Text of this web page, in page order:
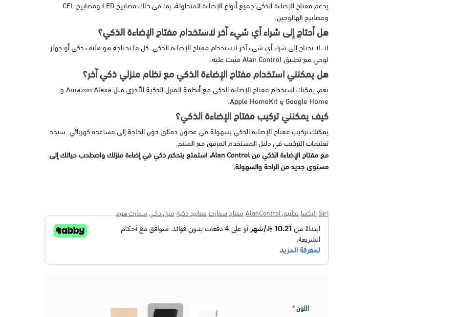
يدعم مفتاح الإضاءة الذكي جميع أنواع الإضاءة المتداولة، بما في ذلك مصابيح LED ومصابيح CFL
ومصابيح الهالوجين.
هل أحتاج إلى شراء أي شيء آخر لاستخدام مفتاح الإضاءة الذكي؟
لا، لا تحتاج إلى شراء أي شيء آخر لاستخدام مفتاح الإضاءة الذكي. كل ما تحتاجه هو هاتف ذكي أو جهاز
لوحي مع تطبيق Alan Control مثبت عليه.
هل يمكنني استخدام مفتاح الإضاءة الذكي مع نظام منزلي ذكي آخر؟
نعم، يمكنك استخدام مفتاح الإضاءة الذكي مع أنظمة المنزل الذكية الأخرى مثل Amazon Alexa و
Google Home و Apple HomeKit.
كيف يمكنني تركيب مفتاح الإضاءة الذكي؟
يمكنك تركيب مفتاح الإضاءة الذكي بسهولة في غضون دقائق دون الحاجة إلى مساعدة كهربائي. ستجد
تعليمات التركيب في دليل المستخدم المرفق مع المنتج.
مع مفتاح الإضاءة الذكي من Alan Control، استمتع بتحكم ذكي في إضاءة منزلك واصطحب حياتك إلى
مستوى جديد من الراحة والسهولة.
Siriاليكساتطبيق AlanControl مفتاح سمارتمفاتيح ذكيةمنزل ذكيسمارت هوم
اللون*